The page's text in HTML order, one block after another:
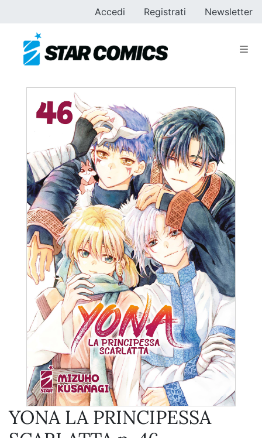
Accedi Registrati Newsletter
YONA LA PRINCIPESSA